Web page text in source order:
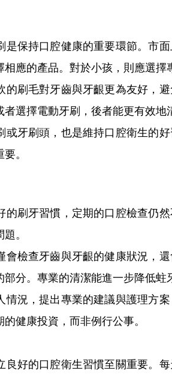
保持口腔健康的重要環節。市面
應的產品。對於小孩，則應選擇
毛對牙齒與牙齦更為友好，避
選擇電動牙刷，後者能更有效地
牙刷頭，也是維持口腔衛生的好
。
刷牙習慣，定期的口腔檢查仍然
。
查牙齒與牙齦的健康狀況，還
分。專業的清潔能進一步降低蛀
況，提出專業的建議與護理方案
健康投資，而非例行公事。
好的口腔衛生習慣至關重要。每